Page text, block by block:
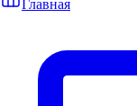
Главная